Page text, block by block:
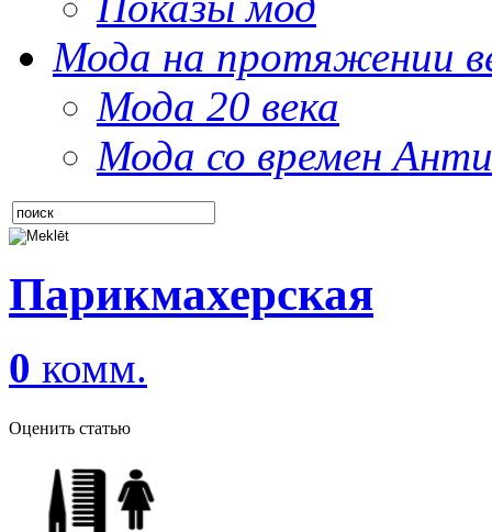
Мода на протяжении
Мода 20 века
Мода со времен
Парикмахерская
0 комм.
Оценить статью